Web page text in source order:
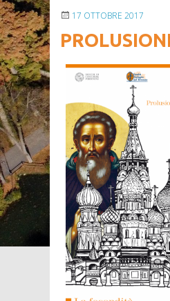
17 OTTOBRE 2017